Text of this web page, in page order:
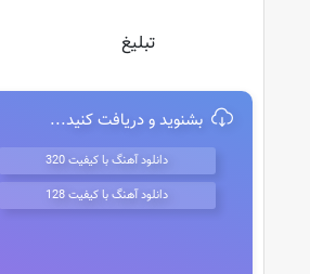
تبلیغ
بشنوید و دریافت کنید...
دانلود آهنگ با کیفیت 320
دانلود آهنگ با کیفیت 128